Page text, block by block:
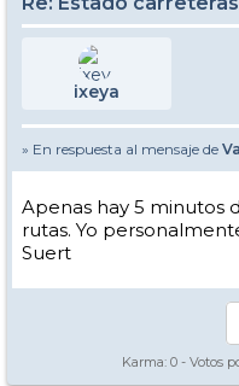
ixeya
» En respuesta al mensaje de
Apenas hay 5 minutos
rutas. Yo
Suert
Karma: 0 - Votos